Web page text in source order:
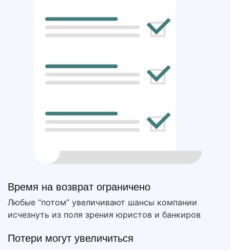
Время на возврат ограничено
Любые “потом” увеличивают шансы компании
исчезнуть из поля зрения юристов и банкиров
Потери могут увеличиться